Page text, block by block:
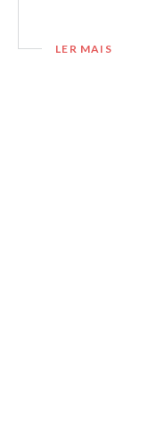
LER MAIS